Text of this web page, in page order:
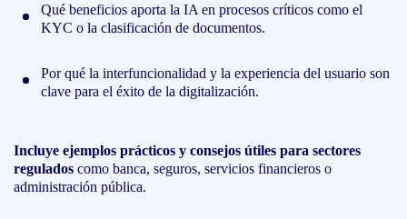
Qué beneficios aporta la IA en procesos críticos como el
KYC o la clasificación de documentos.
Por qué la interfuncionalidad y la experiencia del usuario son
clave para el éxito de la digitalización.
Incluye ejemplos prácticos y consejos útiles para sectores
regulados como banca, seguros, servicios financieros o
administración pública.